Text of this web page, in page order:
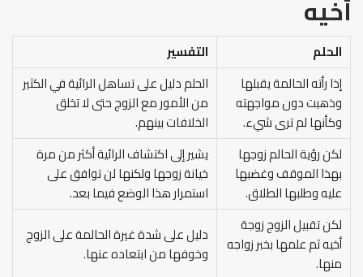
أخيه
الحلم
التفسير
إذا رأته الحالمة يقبلها
وذهبت دون مواجهته
وكأنها لم ترى شيء.
الحلم دليل على تساهل الرائية في الكثير
من الأمور مع الزوج حتى لا تخلق
الخلافات بينهم.
لكن رؤية الحالم زوجها
بهذا الموقف وغضبها
عليه وطلبها الطلاق.
يشير إلى اكتشاف الرائية أكثر من مرة
خيانة زوجها ولكنها لن توافق على
استمرار هذا الوضع فيما بعد.
لكن تقبيل الزوج زوجة
أخيه ثم علمها بخبر زواجه
منها.
دليل على شدة غيرة الحالمة على الزوج
وخوفها من ابتعاده عنها.